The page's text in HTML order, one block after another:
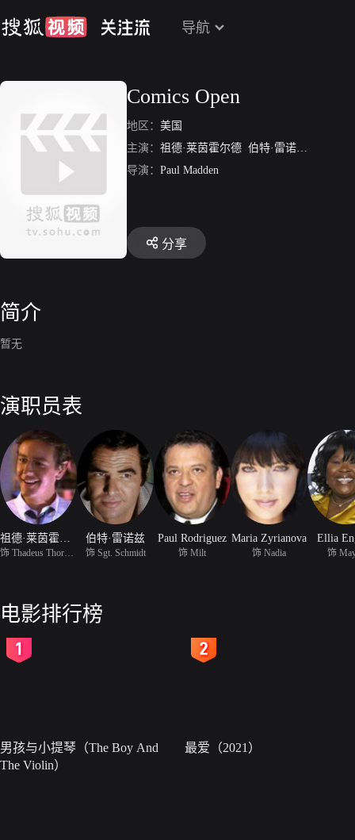
导航
Comics Open
地区： 美国
主演： 祖德·莱茵霍尔德 伯特·雷诺兹
导演： Paul Madden
分享
简介
暂无
演职员表
伯特·雷诺兹
饰 Sgt. Schmidt
Paul Rodriguez
饰 Milt
Maria Zyrianova
饰 Nadia
Ellia
饰
电影排行榜
男孩与小提琴（The Boy And
The Violin）
最爱（2021）